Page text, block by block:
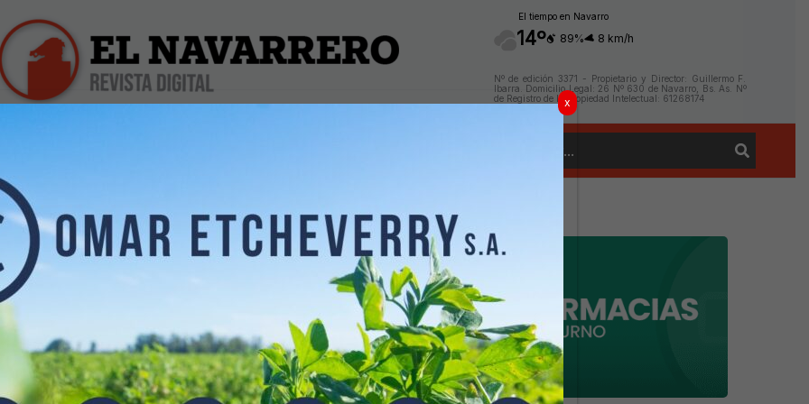
El tiempo en Navarro
14º 89% 8 km/h
Nº de edición 3371 - Propietario y Director: Guillermo F.
Ibarra. Domicilio Legal: 26 Nº 630 de Navarro, Bs. As. Nº
de Registro de la Propiedad Intelectual: 61268174
x